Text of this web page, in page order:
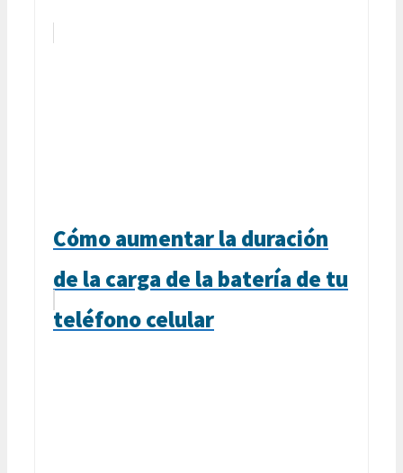
Cómo aumentar la duración
de la carga de la batería de tu
teléfono celular